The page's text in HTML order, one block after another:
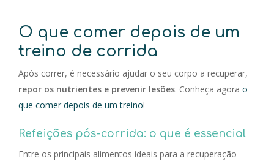
O que comer depois de um
treino de corrida
Após correr, é necessário ajudar o seu corpo a recuperar,
repor os nutrientes e prevenir lesões. Conheça agora o
que comer depois de um treino!
Refeições pós-corrida: o que é essencial
Entre os principais alimentos ideais para a recuperação